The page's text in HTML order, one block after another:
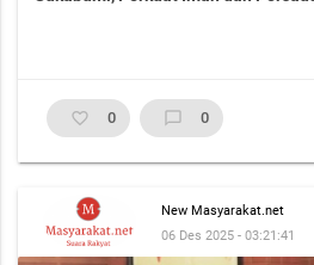
favorite_border 0 chat_bubble_outline 0
New Masyarakat.net
06 Des 2025 - 03:21:41